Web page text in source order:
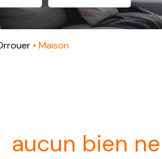
Orrouer Maison
aucun bien